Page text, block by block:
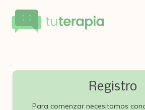
Registro
Para comenzar necesitamos